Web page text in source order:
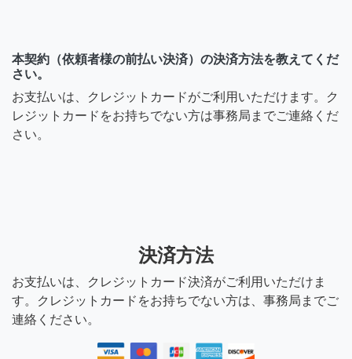
本契約（依頼者様の前払い決済）の決済方法を教えてくだ
さい。
お支払いは、クレジットカードがご利用いただけます。ク
レジットカードをお持ちでない方は事務局までご連絡くだ
さい。
決済方法
お支払いは、クレジットカード決済がご利用いただけま
す。クレジットカードをお持ちでない方は、事務局までご
連絡ください。